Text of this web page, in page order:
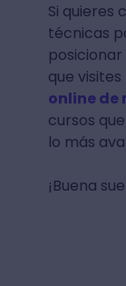
Si quieres
técnicas
que
online
cursos
lo más
¡Buena